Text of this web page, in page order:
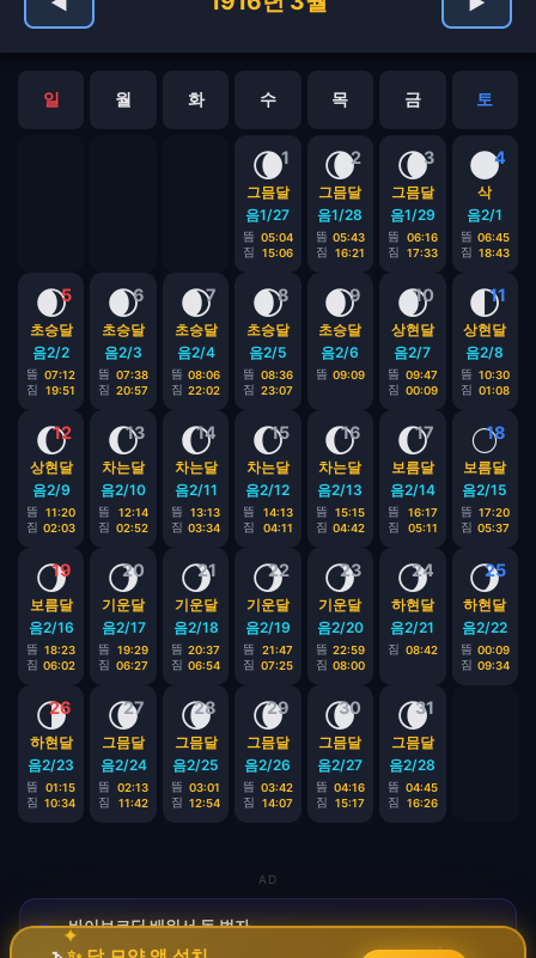
일 월 화 수 목 금 토
1
🌘
그믐달
음1/27
뜸 05:04
짐
15:06
2
🌘
그믐달
음1/28
뜸 05:43
짐
16:21
3
🌘
그믐달
음1/29
뜸
06:16
짐
17:33
4
🌑
삭
음2/1
뜸 06:45
짐 18:43
5
🌒
초승달
음2/2
뜸 07:12
짐
19:51
6
🌒
초승달
음2/3
뜸 07:38
짐 20:57
7
🌒
초승달
음2/4
뜸 08:06
짐 22:02
8
🌒
초승달
음2/5
뜸 08:36
짐 23:07
9
🌒
초승달
음2/6
뜸 09:09
10
🌒
상현달
음2/7
뜸 09:47
짐 00:09
11
🌓
상현달
음2/8
뜸 10:30
짐 01:08
12
🌔
상현달
음2/9
뜸
11:20
짐 02:03
13
🌔
차는달
음2/10
뜸
12:14
짐 02:52
14
🌔
차는달
음2/11
뜸
13:13
짐 03:34
15
🌔
차는달
음2/12
뜸
14:13
짐
04:11
16
🌔
차는달
음2/13
뜸
15:15
짐 04:42
17
🌔
보름달
음2/14
뜸
16:17
짐
05:11
18
🌕
보름달
음2/15
뜸 17:20
짐 05:37
19
🌖
보름달
음2/16
뜸 18:23
짐 06:02
20
🌖
기운달
음2/17
뜸
19:29
짐 06:27
21
🌖
기운달
음2/18
뜸 20:37
짐 06:54
22
🌖
기운달
음2/19
뜸
21:47
짐 07:25
23
🌖
기운달
음2/20
뜸 22:59
짐 08:00
24
🌖
하현달
음2/21
짐 08:42
25
🌖
하현달
음2/22
뜸 00:09
짐 09:34
26
🌗
하현달
음2/23
뜸
01:15
짐 10:34
27
🌘
그믐달
음2/24
뜸
02:13
짐
11:42
28
🌘
그믐달
음2/25
뜸 03:01
짐 12:54
29
🌘
그믐달
음2/26
뜸 03:42
짐
14:07
30
🌘
그믐달
음2/27
뜸 04:16
짐
15:17
31
🌘
그믐달
음2/28
뜸 04:45
짐
16:26
AD
🚀바이브코딩 배워서 돈 벌자
코딩 몰라도 AI로 자동화 수익 시스템 구축 · 무료
✦ ✧